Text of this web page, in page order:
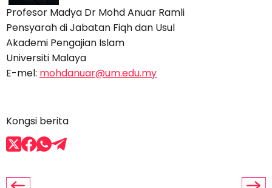
Profesor Madya Dr Mohd Anuar Ramli
Pensyarah di Jabatan Fiqh dan Usul
Akademi Pengajian Islam
Universiti Malaya
E-mel: mohdanuar@um.edu.my
Kongsi berita